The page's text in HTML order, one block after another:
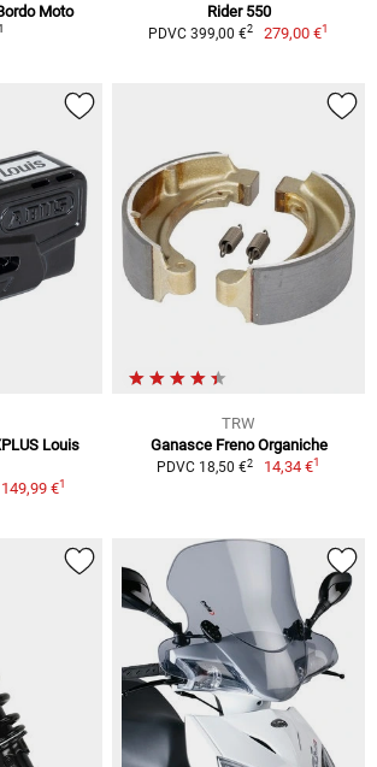
Moto
Rider 550
PDVC 399,00 €2 279,00 €1
Louis
149,99 €1
TRW
Ganasce Freno Organiche
PDVC 18,50 €2 14,34 €1